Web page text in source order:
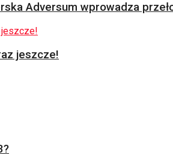
Adversum wprowadza
jeszcze!